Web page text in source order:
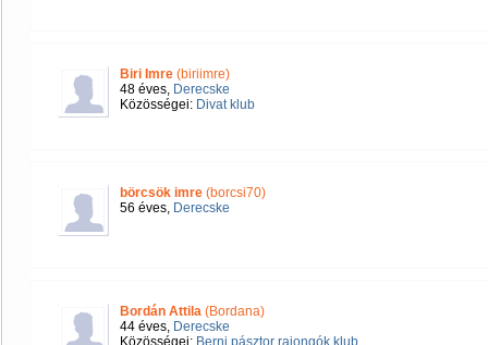
Biri Imre (biriimre)
48 éves, Derecske
Közösségei: Divat klub
börcsök imre (borcsi70)
56 éves, Derecske
Bordán Attila (Bordana)
44 éves, Derecske
Közösségei: Berni pásztor rajongók klub